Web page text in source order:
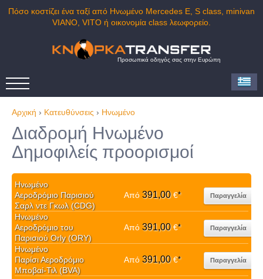
Πόσο κοστίζει ένα ταξί από Ηνωμένο Mercedes E, S class, minivan
VIANO, VITO ή οικονομία class λεωφορείο.
Προσωπικά οδηγός σας στην Ευρώπη
Αρχική › Κατευθύνσεις › Ηνωμένο
Διαδρομή Ηνωμένο
Δημοφιλείς προορισμοί
Ηνωμένο
Αεροδρόμιο Παρισιού
Σαρλ ντε Γκωλ (CDG)
Από 391,00€* Παραγγελία
Ηνωμένο
Αεροδρόμιο του
Παρισιού Orly (ORY)
Από 391,00€* Παραγγελία
Ηνωμένο
Παρίσι Αεροδρόμιο
Μποβαί-Τιλ (BVA)
Από 391,00€* Παραγγελία